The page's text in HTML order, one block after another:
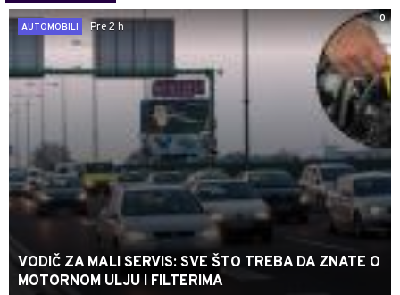
0
AUTOMOBILI
Pre 2 h
VODIČ ZA MALI SERVIS: SVE ŠTO TREBA DA ZNATE O
MOTORNOM ULJU I FILTERIMA